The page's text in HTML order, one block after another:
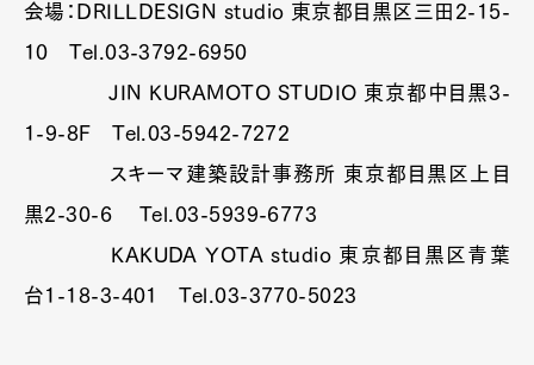
会場：DRILLDESIGN studio 東京都目黒区三田2-15-
10 Tel.03-3792-6950
JIN KURAMOTO STUDIO 東京都中目黒3-
1-9-8F Tel.03-5942-7272
スキーマ建築設計事務所 東京都目黒区上目
黒2-30-6 Tel.03-5939-6773
KAKUDA YOTA studio 東京都目黒区青葉
台1-18-3-401 Tel.03-3770-5023